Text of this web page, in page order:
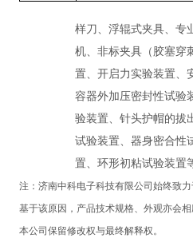
样刀、浮辊式夹具、专
机、非标夹具（胶塞穿
置、开启力实验装置、
容器外加压密封性试验
验装置、针头护帽的拔
试验装置、器身密合性
置、环形初粘试验装置
注： 济南中科电子科技有限公司 始终致力
基于该原因，产品技术规格、外观亦会
本公司保留修改权与最终解释权。